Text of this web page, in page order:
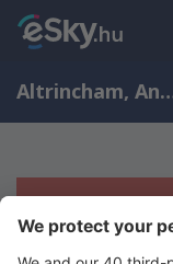
Altrincham, Anglia,